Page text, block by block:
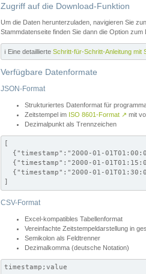
Zugriff auf die Download-Funktion
Um die Daten herunterzuladen, navigieren Sie
Stammdatenseite finden Sie dann die Option
ℹ️ Eine detaillierte Schritt-für-Schritt-Anleitung mit
Verfügbare Datenformate
JSON-Format
Strukturiertes Datenformat für
Zeitstempel im ISO 8601-Format ↗ mit
Dezimalpunkt als Trennzeichen
[
{"timestamp":"2000-01-
{"timestamp":"2000-01-
{"timestamp":"2000-01-
]
CSV-Format
Excel-kompatibles Tabellenformat
Vereinfachte Zeitstempeldarstellung in
Semikolon als Feldtrenner
Dezimalkomma (deutsche Notation)
timestamp;value